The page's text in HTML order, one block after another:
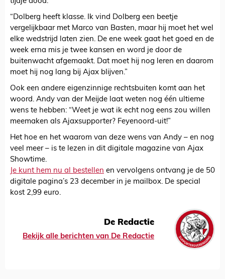
“Dolberg heeft klasse. Ik vind Dolberg een beetje
vergelijkbaar met Marco van Basten, maar hij moet het wel
elke wedstrijd laten zien. De ene week gaat het goed en de
week erna mis je twee kansen en word je door de
buitenwacht afgemaakt. Dat moet hij nog leren en daarom
moet hij nog lang bij Ajax blijven.”
Ook een andere eigenzinnige rechtsbuiten komt aan het
woord. Andy van der Meijde laat weten nog één ultieme
wens te hebben: “Weet je wat ik echt nog eens zou willen
meemaken als Ajaxsupporter? Feyenoord-uit!”
Het hoe en het waarom van deze wens van Andy – en nog
veel meer – is te lezen in dit digitale magazine van Ajax
Showtime.
Je kunt hem nu al bestellen en vervolgens ontvang je de 50
digitale pagina’s 23 december in je mailbox. De special
kost 2,99 euro.
De Redactie
Bekijk alle berichten van De Redactie